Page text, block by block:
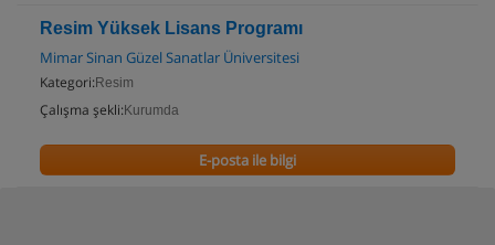
Resim Yüksek Lisans Programı
Mimar Sinan Güzel Sanatlar Üniversitesi
Kategori: Resim
Çalışma şekli: Kurumda
E-posta ile bilgi